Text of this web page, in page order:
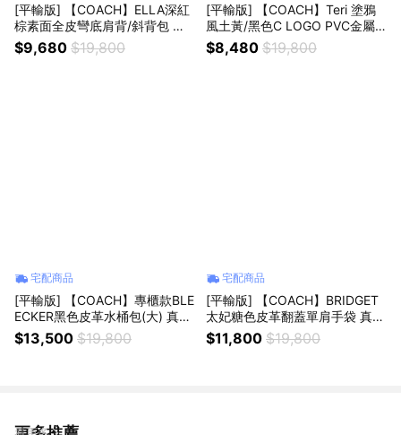
[平輸版] 【COACH】ELLA深紅
棕素面全皮彎底肩背/斜背包 真
品平輸
$9,680 $19,800
[平輸版] 【COACH】Teri 塗鴉
風土黃/黑色C LOGO PVC金屬
掛飾彎底肩背/斜背兩用小包 真
品平輸
$8,480 $19,800
宅配商品
[平輸版] 【COACH】專櫃款BLE
ECKER黑色皮革水桶包(大) 真品
平輸
$13,500 $19,800
宅配商品
[平輸版] 【COACH】BRIDGET
太妃糖色皮革翻蓋單肩手袋 真品
平輸
$11,800 $19,800
看更多